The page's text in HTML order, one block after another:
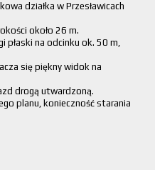
działka w Przesławicach
około 26 m.
płaski na odcinku ok. 50 m,
się piękny widok na
drogą utwardzoną.
planu, konieczność starania